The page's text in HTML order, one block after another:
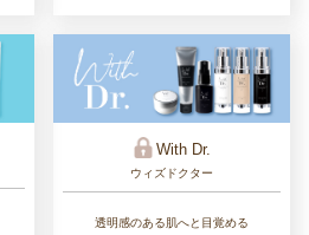
With Dr.
ウィズドクター
透明感のある肌へと目覚める